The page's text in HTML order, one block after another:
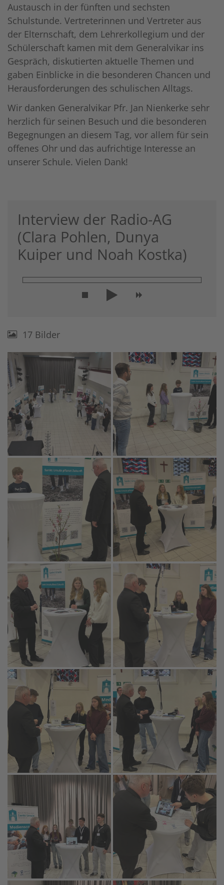
Austausch in der fünften und sechsten
Schulstunde. Vertreterinnen und Vertreter aus
der Elternschaft, dem Lehrerkollegium und der
Schülerschaft kamen mit dem Generalvikar ins
Gespräch, diskutierten aktuelle Themen und
gaben Einblicke in die besonderen Chancen und
Herausforderungen des schulischen Alltags.
Wir danken Generalvikar Pfr. Jan Nienkerke sehr
herzlich für seinen Besuch und die besonderen
Begegnungen an diesem Tag, vor allem für sein
offenes Ohr und das aufrichtige Interesse an
unserer Schule. Vielen Dank!
Interview der Radio-AG
(Clara Pohlen, Dunya
Kuiper und Noah Kostka)
17 Bilder